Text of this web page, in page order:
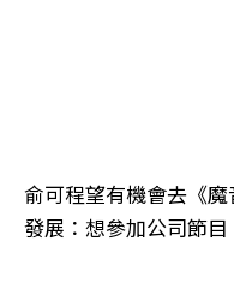
俞可程望有機會去《
發展：想參加公司節目